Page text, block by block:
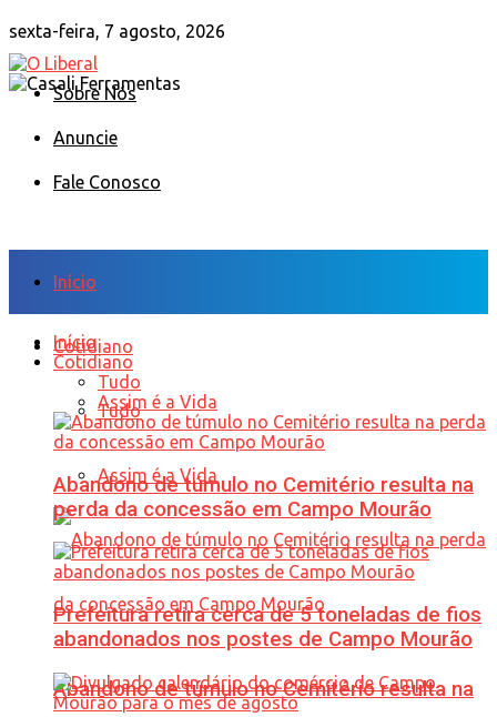
sexta-feira, 7 agosto, 2026
Sobre Nós
Anuncie
Fale Conosco
Início
Cotidiano
Tudo
Assim é a Vida
Abandono de túmulo no Cemitério resulta na
Início
Cotidiano
Tudo
Assim é a Vida
Abandono de túmulo no Cemitério resulta na
perda da concessão em Campo Mourão
Prefeitura retira cerca de 5 toneladas de fios
abandonados nos postes de Campo Mourão